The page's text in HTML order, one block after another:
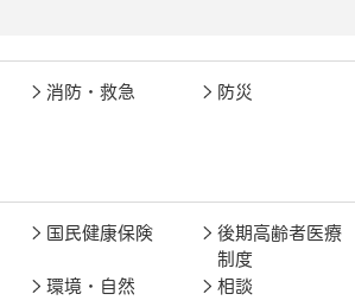
消防・救急 防災
国民健康保険
後期高齢者医療
制度
環境・自然 相談